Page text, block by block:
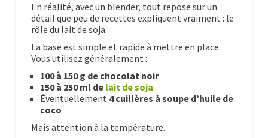
En réalité, avec un blender, tout repose sur un
détail que peu de recettes expliquent vraiment : le
rôle du lait de soja.
La base est simple et rapide à mettre en place.
Vous utilisez généralement :
100 à 150 g de chocolat noir
150 à 250 ml de lait de soja
Éventuellement 4 cuillères à soupe d’huile de
coco
Mais attention à la température.